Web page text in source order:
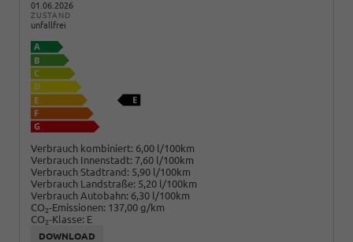
01.06.2026
ZUSTAND
unfallfrei
Verbrauch kombiniert: 6,00 l/100km
Verbrauch Innenstadt: 7,60 l/100km
Verbrauch Stadtrand: 5,90 l/100km
Verbrauch Landstraße: 5,20 l/100km
Verbrauch Autobahn: 6,30 l/100km
CO2-Emissionen: 137,00 g/km
CO2-Klasse: E
DOWNLOAD